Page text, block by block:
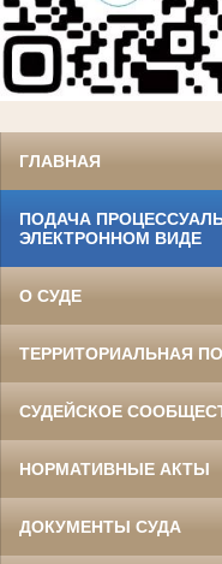
ГЛАВНАЯ
ПОДАЧА
ЭЛЕКТРОННОМ ВИДЕ
О СУДЕ
ТЕРРИТОРИАЛЬНАЯ
СУДЕЙСКОЕ
НОРМАТИВНЫЕ АКТЫ
ДОКУМЕНТЫ СУДА